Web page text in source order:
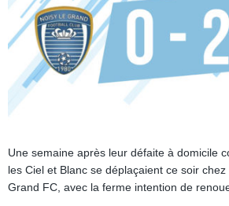
Une semaine après leur défaite à domicile
les Ciel et Blanc se déplaçaient ce soir
Grand FC, avec la ferme intention de